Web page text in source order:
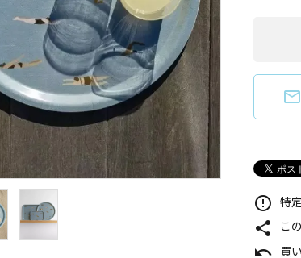
mail_outline
error_outline 特
share こ
undo 買